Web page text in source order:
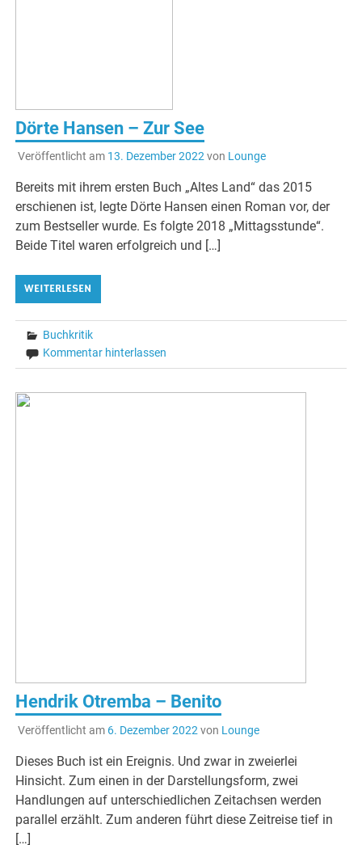
Dörte Hansen – Zur See
Veröffentlicht am 13. Dezember 2022von Lounge
Bereits mit ihrem ersten Buch „Altes Land“ das 2015
erschienen ist, legte Dörte Hansen einen Roman vor, der
zum Bestseller wurde. Es folgte 2018 „Mittagsstunde“.
Beide Titel waren erfolgreich und […]
WEITERLESEN
Buchkritik
Kommentar hinterlassen
Hendrik Otremba – Benito
Veröffentlicht am 6. Dezember 2022 von Lounge
Dieses Buch ist ein Ereignis. Und zwar in zweierlei
Hinsicht. Zum einen in der Darstellungsform, zwei
Handlungen auf unterschiedlichen Zeitachsen werden
parallel erzählt. Zum anderen führt diese Zeitreise tief in
[…]